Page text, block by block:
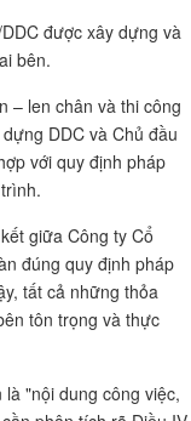
được xây dựng và
bên.
– len chân và thi công
DDC và Chủ đầu
với quy định pháp
giữa Công ty Cổ
đúng quy định pháp
tất cả những thỏa
tôn trọng và thực
"nội dung công việc,